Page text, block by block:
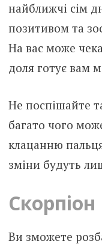
найближчі сім
позитивом та
На вас може
доля готує вам
Не поспішайте
багато чого
клацанню
зміни будуть
Скорпіон
Ви зможете